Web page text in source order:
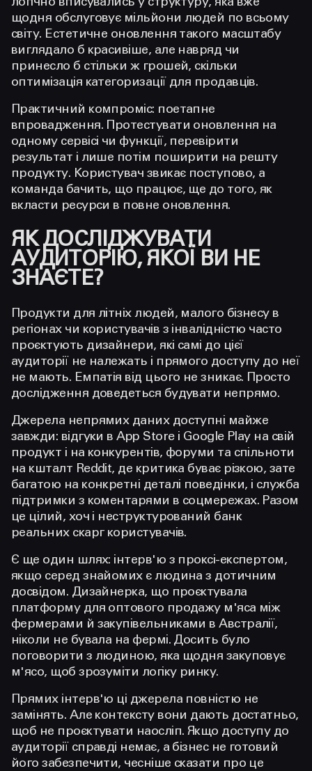
логічно вписувались у структуру, яка вже
щодня обслуговує мільйони людей по всьому
світу. Естетичне оновлення такого масштабу
виглядало б красивіше, але навряд чи
принесло б стільки ж грошей, скільки
оптимізація категоризації для продавців.
Практичний компроміс: поетапне
впровадження. Протестувати оновлення на
одному сервісі чи функції, перевірити
результат і лише потім поширити на решту
продукту. Користувач звикає поступово, а
команда бачить, що працює, ще до того, як
вкласти ресурси в повне оновлення.
ЯК ДОСЛІДЖУВАТИ
АУДИТОРІЮ, ЯКОЇ ВИ НЕ
ЗНАЄТЕ?
Продукти для літніх людей, малого бізнесу в
регіонах чи користувачів з інвалідністю часто
проєктують дизайнери, які самі до цієї
аудиторії не належать і прямого доступу до неї
не мають. Емпатія від цього не зникає. Просто
дослідження доведеться будувати непрямо.
Джерела непрямих даних доступні майже
завжди: відгуки в App Store і Google Play на свій
продукт і на конкурентів, форуми та спільноти
на кшталт Reddit, де критика буває різкою, зате
багатою на конкретні деталі поведінки, і служба
підтримки з коментарями в соцмережах. Разом
це цілий, хоч і неструктурований банк
реальних скарг користувачів.
Є ще один шлях: інтерв'ю з проксі-експертом,
якщо серед знайомих є людина з дотичним
досвідом. Дизайнерка, що проєктувала
платформу для оптового продажу м'яса між
фермерами й закупівельниками в Австралії,
ніколи не бувала на фермі. Досить було
поговорити з людиною, яка щодня закуповує
м'ясо, щоб зрозуміти логіку ринку.
Прямих інтерв'ю ці джерела повністю не
замінять. Але контексту вони дають достатньо,
щоб не проєктувати наосліп. Якщо доступу до
аудиторії справді немає, а бізнес не готовий
його забезпечити, чесніше сказати про це